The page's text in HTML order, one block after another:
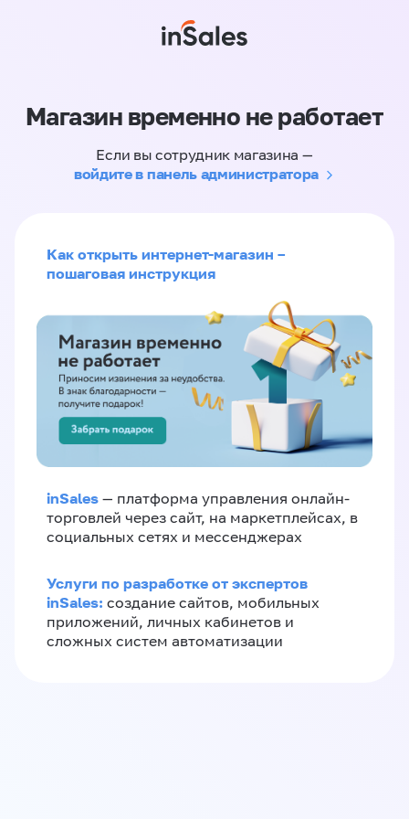
Магазин временно не работает
Если вы сотрудник магазина —
войдите в панель администратора
Как открыть интернет-магазин –
пошаговая инструкция
inSales — платформа управления онлайн-
торговлей через сайт, на маркетплейсах, в
социальных сетях и мессенджерах
Услуги по разработке от экспертов
inSales: создание сайтов, мобильных
приложений, личных кабинетов и
сложных систем автоматизации